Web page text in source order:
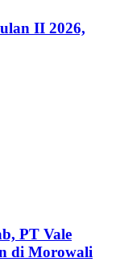
II 2026,
PT Vale
di Morowali